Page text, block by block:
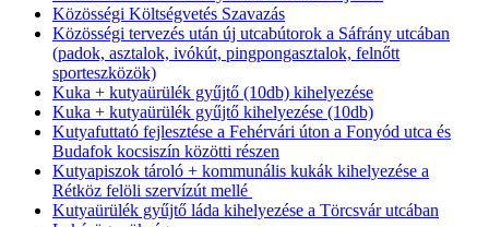
Közösségi Költségvetés Szavazás
Közösségi tervezés után új utcabútorok a Sáfrány utcában
(padok, asztalok, ivókút, pingpongasztalok, felnőtt
sporteszközök)
Kuka + kutyaürülék gyűjtő (10db) kihelyezése
Kuka + kutyaürülék gyűjtő kihelyezése (10db)
Kutyafuttató fejlesztése a Fehérvári úton a Fonyód utca és
Budafok kocsiszín közötti részen
Kutyapiszok tároló + kommunális kukák kihelyezése a
Rétköz felöli szervízút mellé
Kutyaürülék gyűjtő láda kihelyezése a Törcsvár utcában